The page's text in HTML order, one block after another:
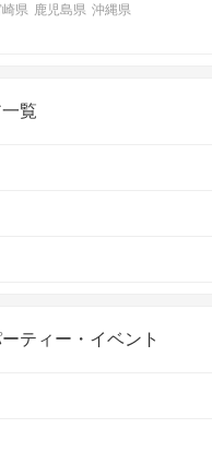
県 鹿児島県 沖縄県
覧
ティー・イベント